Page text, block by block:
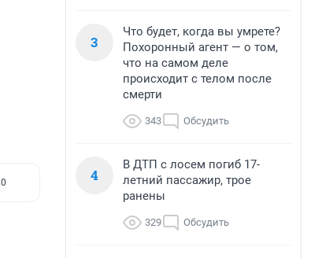
0
3
Что будет, когда вы умрете?
Похоронный агент — о том,
что на самом деле
происходит с телом после
смерти
343 Обсудить
4
В ДТП с лосем погиб 17-
летний пассажир, трое
ранены
329 Обсудить